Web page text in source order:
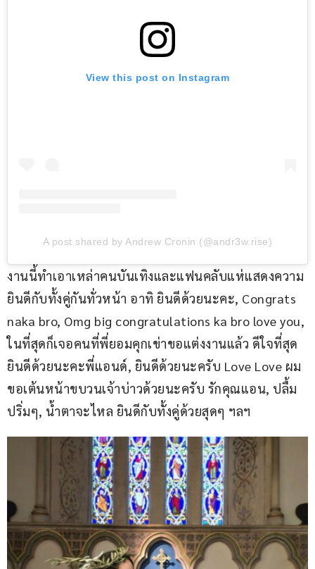
View this post on Instagram
A post shared by Andrew Cronin (@andr3w.rise)
งานนี้ทำเอาเหล่าคนบันเทิงและแฟนคลับแห่แสดงความ
ยินดีกับทั้งคู่กันทั่วหน้า อาทิ ยินดีด้วยนะคะ, Congrats
naka bro, Omg big congratulations ka bro love you,
ในที่สุดก็เจอคนที่พี่ยอมคุกเข่าขอแต่งงานแล้ว ดีใจที่สุด
ยินดีด้วยนะคะพี่แอนด์, ยินดีด้วยนะครับ Love Love ผม
ขอเต้นหน้าขบวนเจ้าบ่าวด้วยนะครับ รักคุณแอน, ปลื้ม
ปริ่มๆ, น้ำตาจะไหล ยินดีกับทั้งคู่ด้วยสุดๆ ฯลฯ